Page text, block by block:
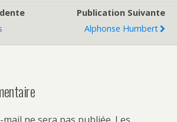
Publication Suivante
Alphonse Humbert
ne sera pas publiée. Les